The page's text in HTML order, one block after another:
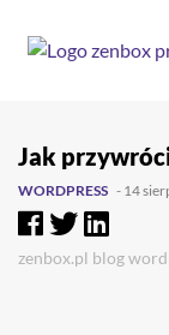
głownej
treści
stopki
WORDPRESS - 14
Jak
zenbox.pl blog